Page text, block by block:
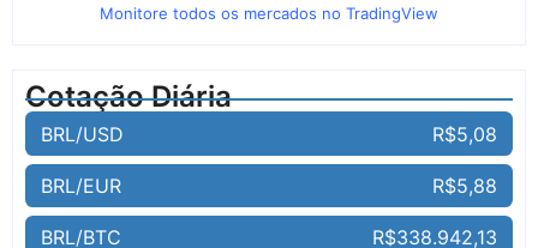
Monitore todos os mercados no TradingView
Cotação Diária
BRL/USD R$5,08
BRL/EUR R$5,88
BRL/BTC R$338.942,13